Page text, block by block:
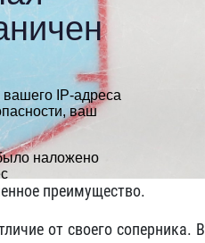
преимущество.
от своего соперника. В